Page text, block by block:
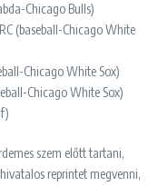
Chicago Bulls)
(baseball-Chicago White
Chicago White Sox)
Chicago White Sox)
szem előtt tartani,
reprintet megvenni,